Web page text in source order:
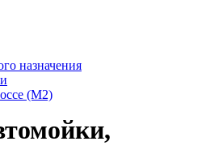
назначения
(М2)